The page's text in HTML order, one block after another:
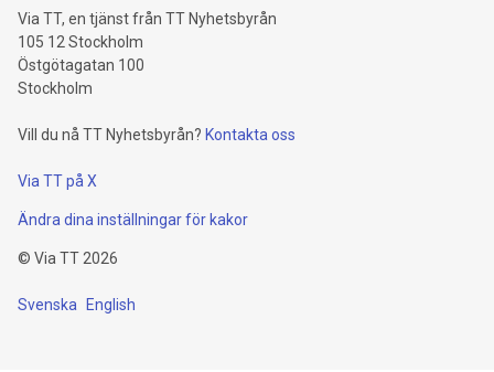
Via TT, en tjänst från TT Nyhetsbyrån
105 12 Stockholm
Östgötagatan 100
Stockholm
Vill du nå TT Nyhetsbyrån? Kontakta oss
Via TT på X
Ändra dina inställningar för kakor
© Via TT 2026
Svenska English